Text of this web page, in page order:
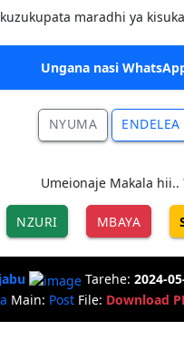
maradhi ya
Ungana nasi
NYUMA ENDELEA
Umeionaje Makala hii..
NZURI MBAYA
Tarehe: 2024-
Main: PostFile: Download